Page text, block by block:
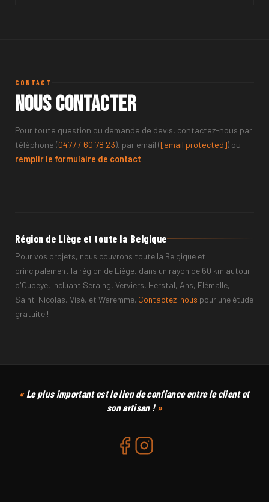
CONTACT
Nous contacter
Pour toute question ou demande de devis, contactez-nous par
téléphone (0477 / 60 78 23), par email ([email protected]) ou
remplir le formulaire de contact.
CODE POSTAL
Région de Liège et toute la Belgique
Pour vos projets, nous couvrons toute la Belgique et
principalement la région de Liège, dans un rayon de 60 km autour
d'Oupeye, incluant Seraing, Verviers, Herstal, Ans, Flémalle,
Saint-Nicolas, Visé, et Waremme. Contactez-nous pour une étude
gratuite !
Le plus important est le lien de confiance entre le client et
son artisan !